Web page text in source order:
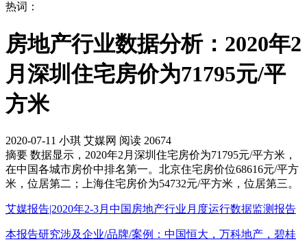
热词：
房地产行业数据分析：2020年2
月深圳住宅房价为71795元/平
方米
2020-07-11 小琪 艾媒网 阅读 20674
摘要 数据显示，2020年2月深圳住宅房价为71795元/平方米，
在中国各城市房价中排名第一。北京住宅房价位68616元/平方
米，位居第二；上海住宅房价为54732元/平方米，位居第三。
艾媒报告|2020年2-3月中国房地产行业月度运行数据监测报告
本报告研究涉及企业/品牌/案例：中国恒大，万科地产，碧桂